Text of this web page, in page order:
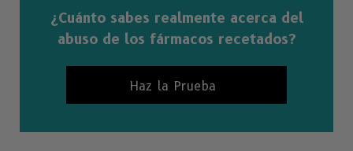
¿Cuánto sabes realmente acerca del
abuso de los fármacos recetados?
Haz la Prueba